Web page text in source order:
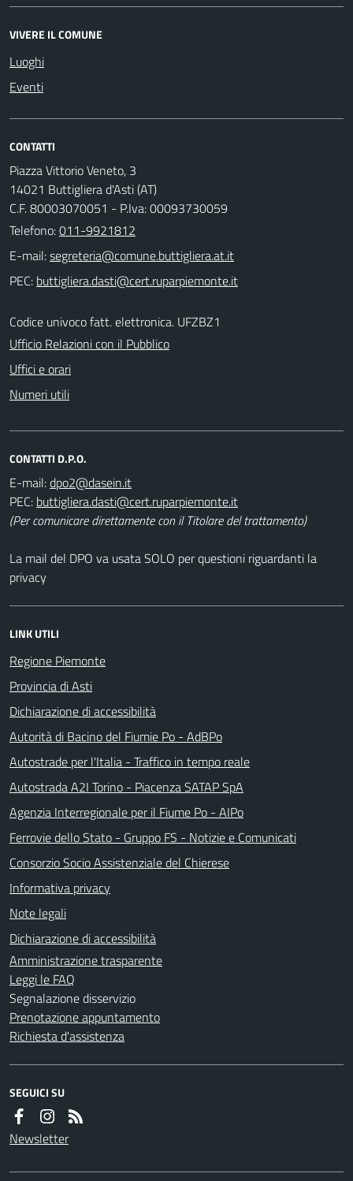
VIVERE IL COMUNE
Luoghi
Eventi
CONTATTI
Piazza Vittorio Veneto, 3
14021 Buttigliera d'Asti (AT)
C.F. 80003070051 - P.Iva: 00093730059
Telefono:011-9921812
E-mail:
PEC:
Codice univoco fatt. elettronica. UFZBZ1
Ufficio Relazioni con il Pubblico
Uffici e orari
Numeri utili
CONTATTI D.P.O.
E-mail:
PEC:
(Per comunicare direttamente con il Titolare del trattamento)
La mail del DPO va usata SOLO per questioni riguardanti la
privacy
LINK UTILI
Regione Piemonte
Provincia di Asti
Dichiarazione di accessibilità
Autorità di Bacino del Fiumie Po - AdBPo
Autostrade per l'Italia - Traffico in tempo reale
Autostrada A2I Torino - Piacenza SATAP SpA
Agenzia Interregionale per il Fiume Po - AIPo
Ferrovie dello Stato - Gruppo FS - Notizie e Comunicati
Consorzio Socio Assistenziale del Chierese
Informativa privacy
Note legali
Dichiarazione di accessibilità
Amministrazione trasparente
Leggi le FAQ
Segnalazione disservizio
Prenotazione appuntamento
Richiesta d'assistenza
SEGUICI SU
Newsletter